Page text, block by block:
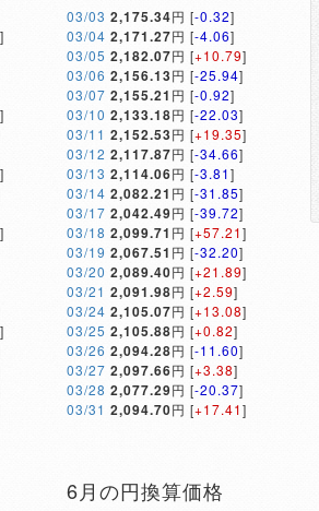
]
]
]
]
]
03/03 2,175.34円 [-0.32]
03/04 2,171.27円 [-4.06]
03/05 2,182.07円 [+10.79]
03/06 2,156.13円 [-25.94]
03/07 2,155.21 円 [-0.92]
03/10 2,133.18円 [-22.03]
03/11 2,152.53円 [+19.35]
03/12 2,117.87円 [-34.66]
03/13 2,114.06円 [-3.81]
03/14 2,082.21 円 [-31.85]
03/17 2,042.49円 [-39.72]
03/18 2,099.71 円 [+57.21]
03/19 2,067.51 円 [-32.20]
03/20 2,089.40円 [+21.89]
03/21 2,091.98円 [+2.59]
03/24 2,105.07円 [+13.08]
03/25 2,105.88円 [+0.82]
03/26 2,094.28円 [-11.60]
03/27 2,097.66円 [+3.38]
03/28 2,077.29円 [-20.37]
03/31 2,094.70円 [+17.41]
6月の円換算価格